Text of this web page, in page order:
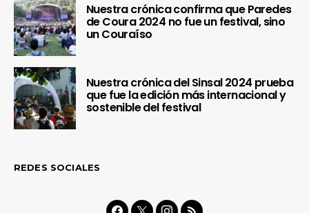
Nuestra crónica confirma que Paredes
de Coura 2024 no fue un festival, sino
un Couraíso
Nuestra crónica del Sinsal 2024 prueba
que fue la edición más internacional y
sostenible del festival
REDES SOCIALES